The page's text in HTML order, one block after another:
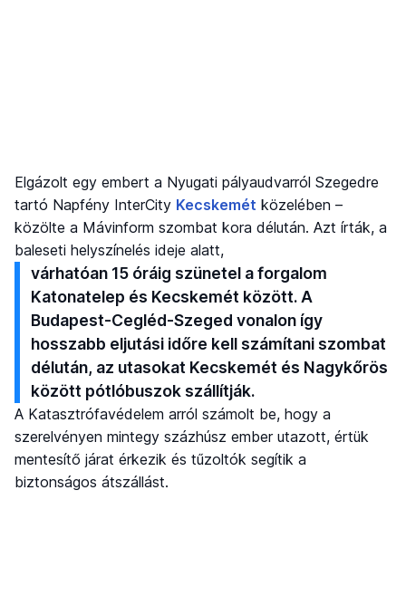
Elgázolt egy embert a Nyugati pályaudvarról Szegedre
tartó Napfény InterCity Kecskemét közelében –
közölte a Mávinform szombat kora délután. Azt írták, a
baleseti helyszínelés ideje alatt,
várhatóan 15 óráig szünetel a forgalom
Katonatelep és Kecskemét között. A
Budapest-Cegléd-Szeged vonalon így
hosszabb eljutási időre kell számítani szombat
délután, az utasokat Kecskemét és Nagykőrös
között pótlóbuszok szállítják.
A Katasztrófavédelem arról számolt be, hogy a
szerelvényen mintegy százhúsz ember utazott, értük
mentesítő járat érkezik és tűzoltók segítik a
biztonságos átszállást.